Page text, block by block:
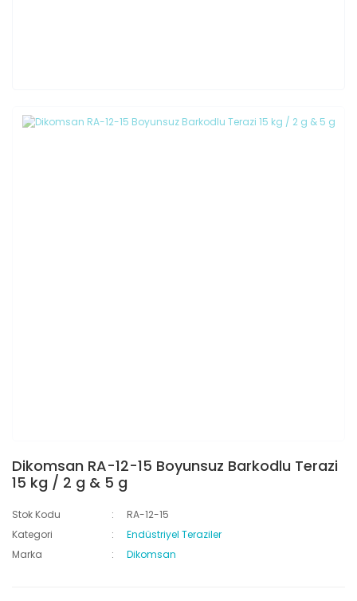
Dikomsan RA-12-15 Boyunsuz Barkodlu Terazi
15 kg / 2 g & 5 g
Stok Kodu
RA-12-15
Kategori
Endüstriyel Teraziler
Marka
Dikomsan